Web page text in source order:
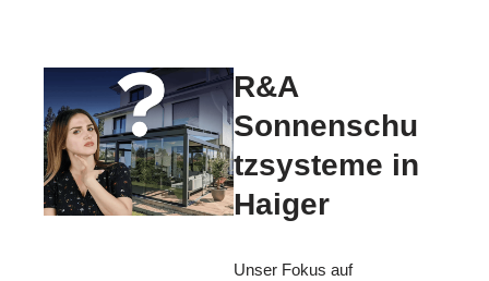
R&A
Sonnenschu
tzsysteme in
Haiger
Unser Fokus auf